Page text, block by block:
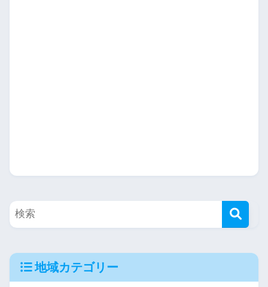
地域カテゴリー